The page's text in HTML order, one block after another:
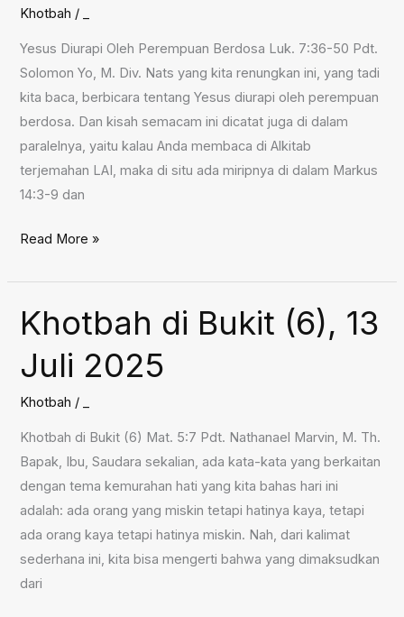
Khotbah /
Yesus Diurapi Oleh Perempuan Berdosa Luk. 7:36-50 Pdt.
Solomon Yo, M. Div. Nats yang kita renungkan ini, yang tadi
kita baca, berbicara tentang Yesus diurapi oleh perempuan
berdosa. Dan kisah semacam ini dicatat juga di dalam
paralelnya, yaitu kalau Anda membaca di Alkitab
terjemahan LAI, maka di situ ada miripnya di dalam Markus
14:3-9 dan
Yesus
Oleh
Perempuan
Berdosa,
2025
Read More »
Khotbah di Bukit (6), 13
Juli 2025
Khotbah /
Khotbah di Bukit (6) Mat. 5:7 Pdt. Nathanael Marvin, M. Th.
Bapak, Ibu, Saudara sekalian, ada kata-kata yang berkaitan
dengan tema kemurahan hati yang kita bahas hari ini
adalah: ada orang yang miskin tetapi hatinya kaya, tetapi
ada orang kaya tetapi hatinya miskin. Nah, dari kalimat
sederhana ini, kita bisa mengerti bahwa yang dimaksudkan
dari